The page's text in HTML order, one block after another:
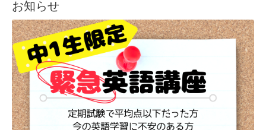
お知らせ